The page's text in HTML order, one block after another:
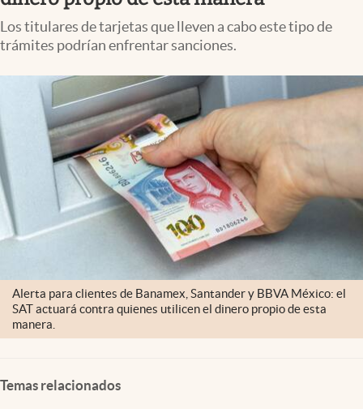
Clima
Espiritualidad
Mediakit
abre en nueva pestaña
México
Los titulares de tarjetas que lleven a cabo este tipo de
trámites podrían enfrentar sanciones.
Alerta para clientes de Banamex, Santander y BBVA México: el
SAT actuará contra quienes utilicen el dinero propio de esta
manera.
Temas relacionados